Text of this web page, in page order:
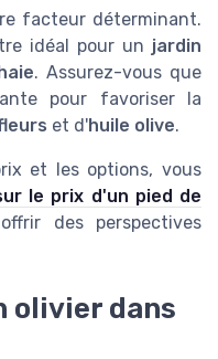
facteur déterminant.
idéal pour un jardin
. Assurez-vous que
pour favoriser la
et d'huile olive.
et les options, vous
le prix d'un pied de
des perspectives
olivier dans